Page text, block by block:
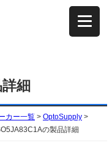
細
カー一覧 > OptoSupply >
の製品詳細